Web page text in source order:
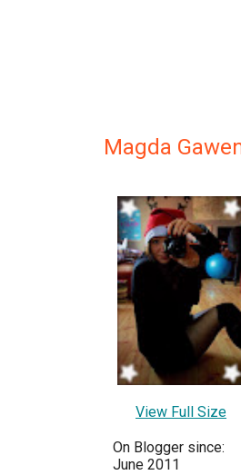
Magda
View Full Size
On Blogger since:
June 2011